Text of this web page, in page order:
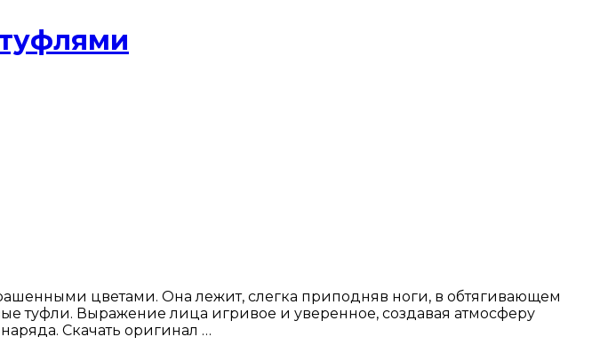
цветами. Она лежит, слегка приподняв ноги, в обтягивающем
туфли. Выражение лица игривое и уверенное, создавая атмосферу
Скачать оригинал …